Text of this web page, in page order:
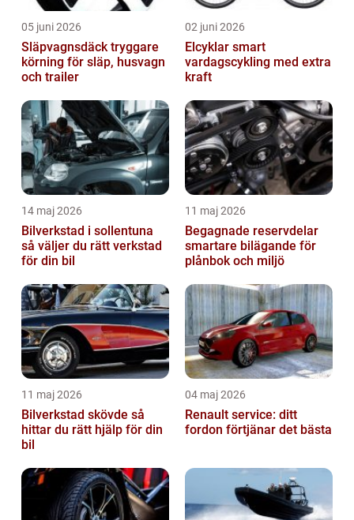
05 juni 2026
Släpvagnsdäck tryggare
körning för släp, husvagn
och trailer
02 juni 2026
Elcyklar smart
vardagscykling med extra
kraft
14 maj 2026
Bilverkstad i sollentuna
så väljer du rätt verkstad
för din bil
11 maj 2026
Begagnade reservdelar
smartare bilägande för
plånbok och miljö
11 maj 2026
Bilverkstad skövde så
hittar du rätt hjälp för din
bil
04 maj 2026
Renault service: ditt
fordon förtjänar det bästa